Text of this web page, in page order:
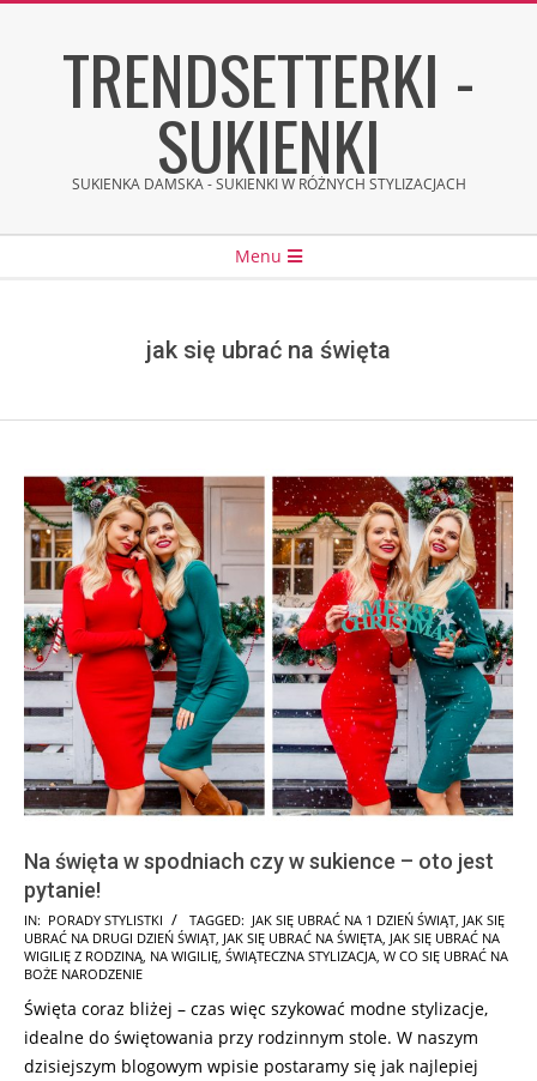
TRENDSETTERKI -
SUKIENKI
SUKIENKA DAMSKA - SUKIENKI W RÓŻNYCH STYLIZACJACH
Menu
jak się ubrać na święta
Na święta w spodniach czy w sukience – oto jest
pytanie!
2025-
07-
25
IN: PORADY STYLISTKI TAGGED: JAK SIĘ UBRAĆ NA 1 DZIEŃ ŚWIĄT JAK SIĘ
UBRAĆ NA DRUGI DZIEŃ ŚWIĄT JAK SIĘ UBRAĆ NA ŚWIĘTA JAK SIĘ UBRAĆ NA
WIGILIĘ Z RODZINĄ NA WIGILIĘ ŚWIĄTECZNA STYLIZACJA W CO SIĘ UBRAĆ NA
BOŻE NARODZENIE
Święta coraz bliżej – czas więc szykować modne stylizacje,
idealne do świętowania przy rodzinnym stole. W naszym
dzisiejszym blogowym wpisie postaramy się jak najlepiej